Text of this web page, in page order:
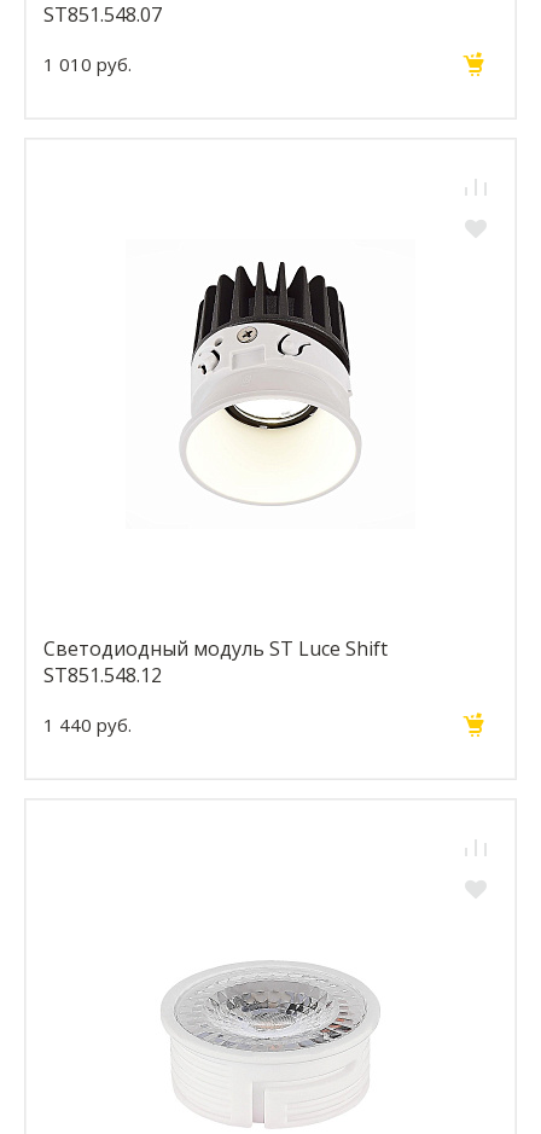
ST851.548.07
1 010 руб.
Светодиодный модуль ST Luce Shift
ST851.548.12
1 440 руб.